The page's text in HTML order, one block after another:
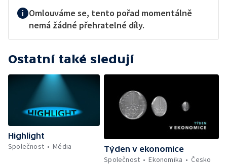
Omlouváme se, tento pořad momentálně
nemá žádné přehratelné díly.
Ostatní také sledují
Highlight
Společnost
Média
Týden v ekonomice
Společnost
Ekonomika Česko